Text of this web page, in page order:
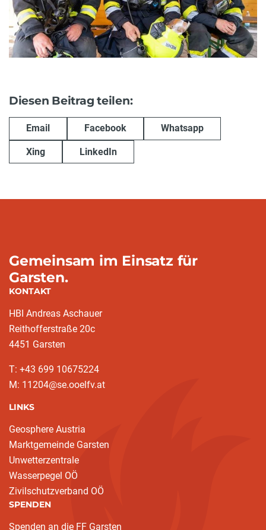
Diesen Beitrag teilen:
Email Facebook Whatsapp
Xing LinkedIn
Gemeinsam im Einsatz für
Garsten.
KONTAKT
HBI Andreas Aschauer
Reithofferstraße 20c
4451 Garsten
T: ‭+43 699 10675224‬
M: 11204@se.ooelfv.at
LINKS
Geosphere Austria
Marktgemeinde Garsten
Unwetterzentrale
Wasserpegel OÖ
Zivilschutzverband OÖ
SPENDEN
Spenden an die FF Garsten